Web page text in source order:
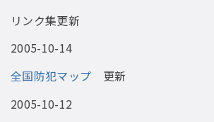
リンク集更新
2005-10-14
全国防犯マップ 更新
2005-10-12